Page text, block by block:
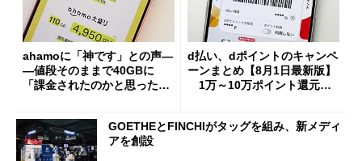
ahamoに「神です」との声―
―値段そのままで40GBに
「課金されたのかと思った」
d払い、dポイントのキャンペ
ーンまとめ【8月1日最新版】
1万～10万ポイント還元の
GOETHEとFINCHIがタッグを組み、新メディ
アを創設